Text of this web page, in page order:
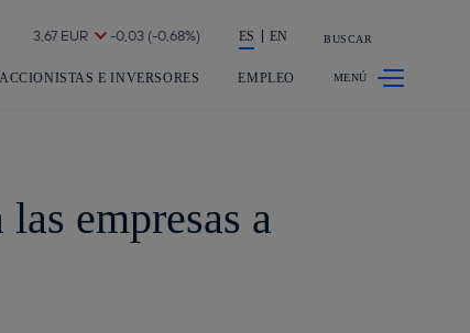
en accionistas e inversores ES EN BUSCAR
ACCIONISTAS E INVERSORES EMPLEO
empresas a